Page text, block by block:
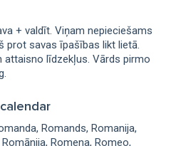
+ valdīt. Viņam nepieciešams
prot savas īpašības likt lietā.
attaisno līdzekļus. Vārds pirmo
Romands Romanija
Romānija Romena Romeo